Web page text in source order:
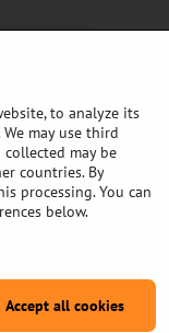
point
to analyze its
may use third
may be
countries. By
processing. You can
below.
Accept all cookies